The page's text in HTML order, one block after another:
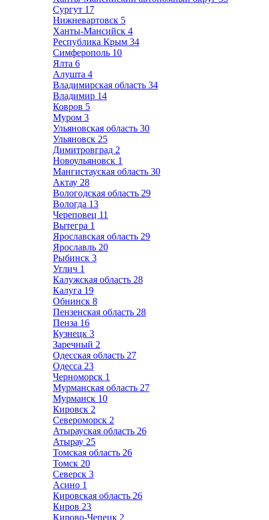
Сургут 17
Нижневартовск 5
Ханты-Мансийск 4
Республика Крым 34
Симферополь 10
Ялта 6
Алушта 4
Владимирская область 34
Владимир 14
Ковров 5
Муром 3
Ульяновская область 30
Ульяновск 25
Димитровград 2
Новоульяновск 1
Мангистауская область 30
Актау 28
Вологодская область 29
Вологда 13
Череповец 11
Вытегра 1
Ярославская область 29
Ярославль 20
Рыбинск 3
Углич 1
Калужская область 28
Калуга 19
Обнинск 8
Пензенская область 28
Пенза 16
Кузнецк 3
Заречный 2
Одесская область 27
Одесса 23
Черноморск 1
Мурманская область 27
Мурманск 10
Кировск 2
Североморск 2
Атырауская область 26
Атырау 25
Томская область 26
Томск 20
Северск 3
Асино 1
Кировская область 26
Киров 23
Кирово-Чепецк 2